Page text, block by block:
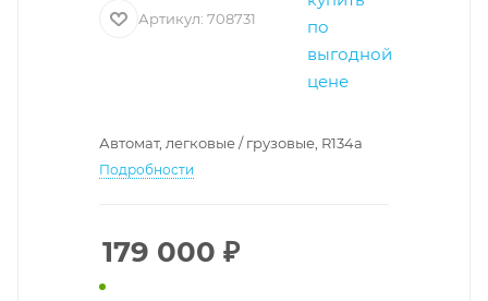
Артикул: 708731
Автомат, легковые / грузовые, R134a
Подробности
179 000 ₽